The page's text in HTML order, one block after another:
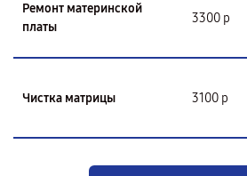
Ремонт материнской
платы
3300 р
Чистка матрицы 3100 р